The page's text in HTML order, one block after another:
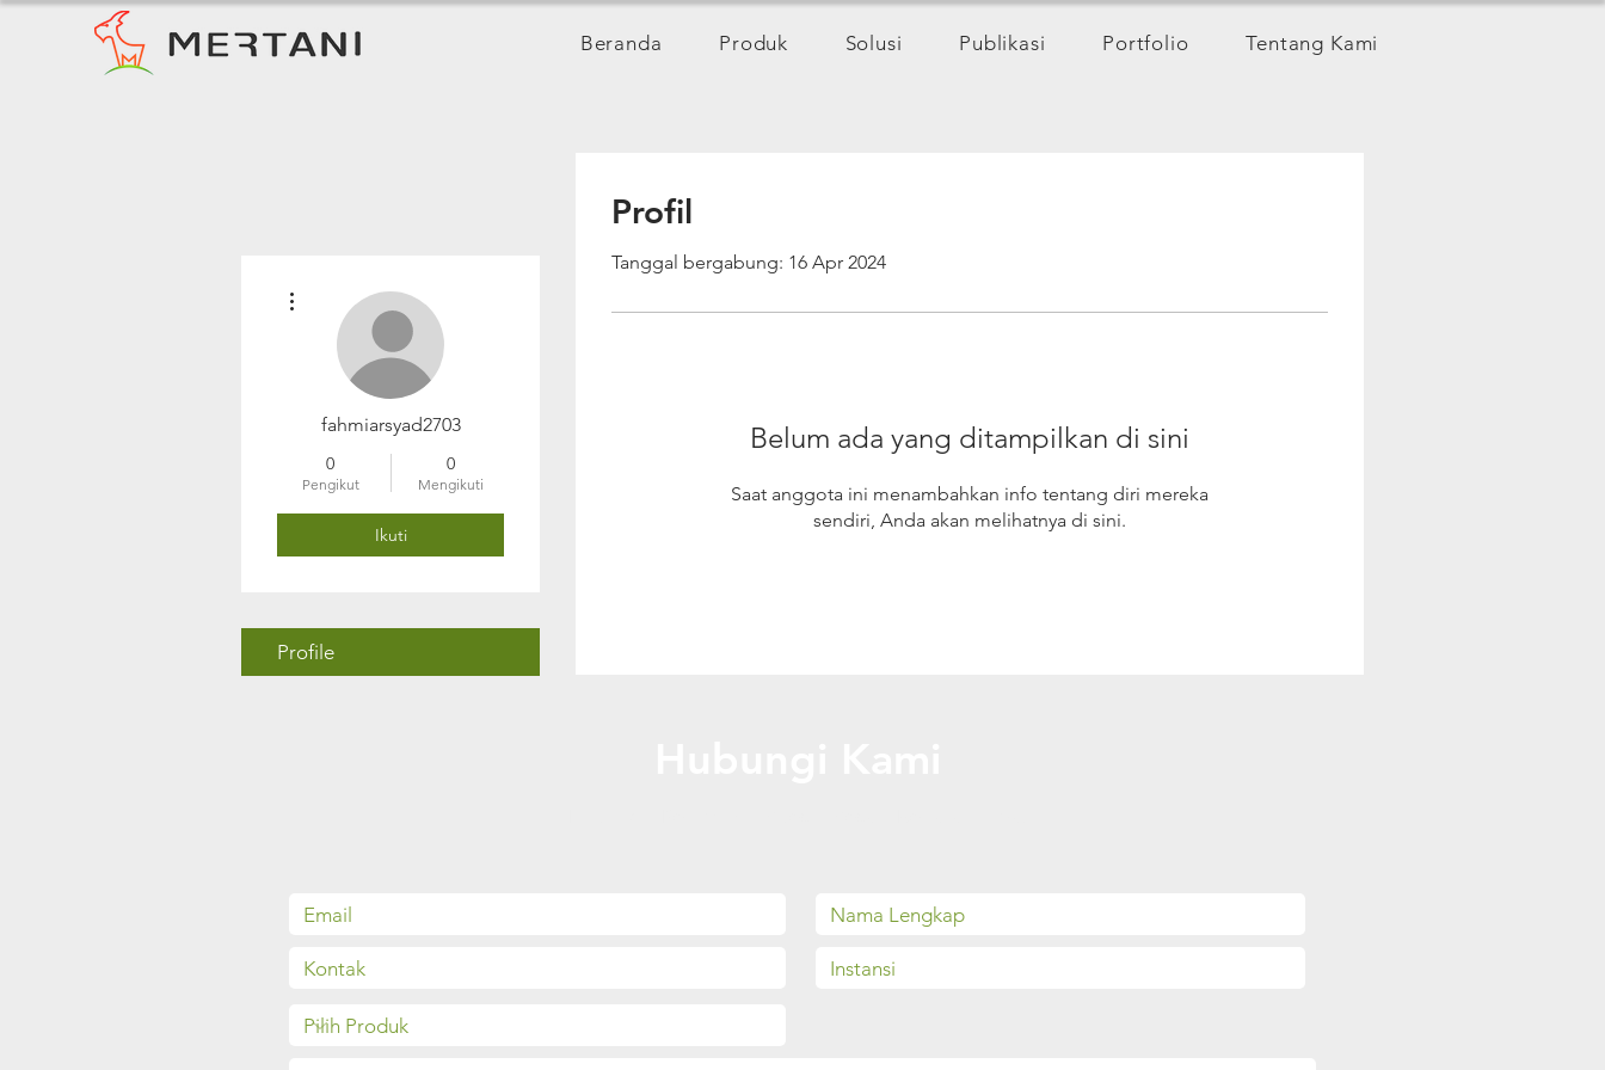
Beranda Produk Solusi Publikasi Portfolio Tentang Kami
Profil
Tanggal bergabung: 16 Apr 2024
Belum ada yang ditampilkan di sini
Saat anggota ini menambahkan info tentang diri mereka
sendiri, Anda akan melihatnya di sini.
fahmiarsyad2703
0
Pengikut
0
Mengikuti
Ikuti
Profile